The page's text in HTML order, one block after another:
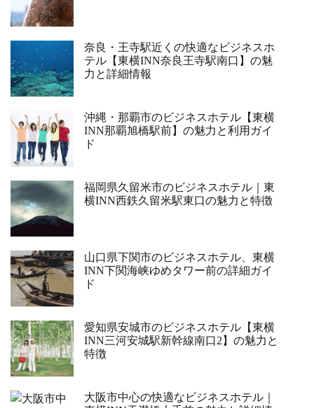
奈良・王寺駅近くの快適なビジネスホ
テル【東横INN奈良王寺駅南口】の魅
力と詳細情報
沖縄・那覇市のビジネスホテル【東横
INN那覇旭橋駅前】の魅力と利用ガイ
ド
福岡県久留米市のビジネスホテル｜東
横INN西鉄久留米駅東口の魅力と特徴
山口県下関市のビジネスホテル、東横
INN下関海峡ゆめタワー前の詳細ガイ
ド
愛知県安城市のビジネスホテル【東横
INN三河安城駅新幹線南口2】の魅力と
特徴
大阪市中心の快適なビジネスホテル｜